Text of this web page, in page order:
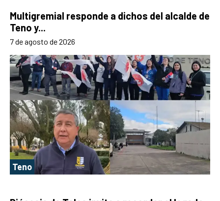
Multigremial responde a dichos del alcalde de
Teno y...
7 de agosto de 2026
Teno